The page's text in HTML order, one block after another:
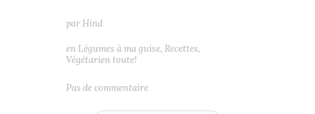
par Hind
en Légumes à ma guise, Recettes,
Végétarien toute!
Pas de commentaire